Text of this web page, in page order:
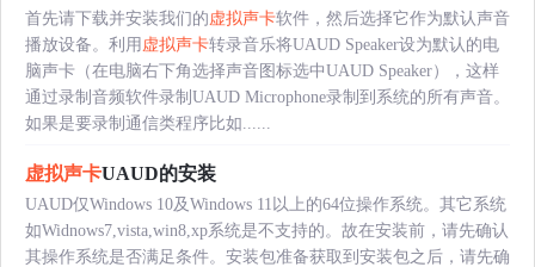
首先请下载并安装我们的 虚拟声卡软件，然后选择它作为默认声音
播放设备。利用 虚拟声卡转录音乐将UAUD Speaker设为默认的电
脑声卡（在电脑右下角选择声音图标选中UAUD Speaker），这样
通过录制音频软件录制UAUD Microphone录制到系统的所有声音。
如果是要录制通信类程序比如......
虚拟声卡UAUD的安装
UAUD仅Windows 10及Windows 11以上的64位操作系统。其它系统
如Widnows7,vista,win8,xp系统是不支持的。故在安装前，请先确认
其操作系统是否满足条件。安装包准备获取到安装包之后，请先确